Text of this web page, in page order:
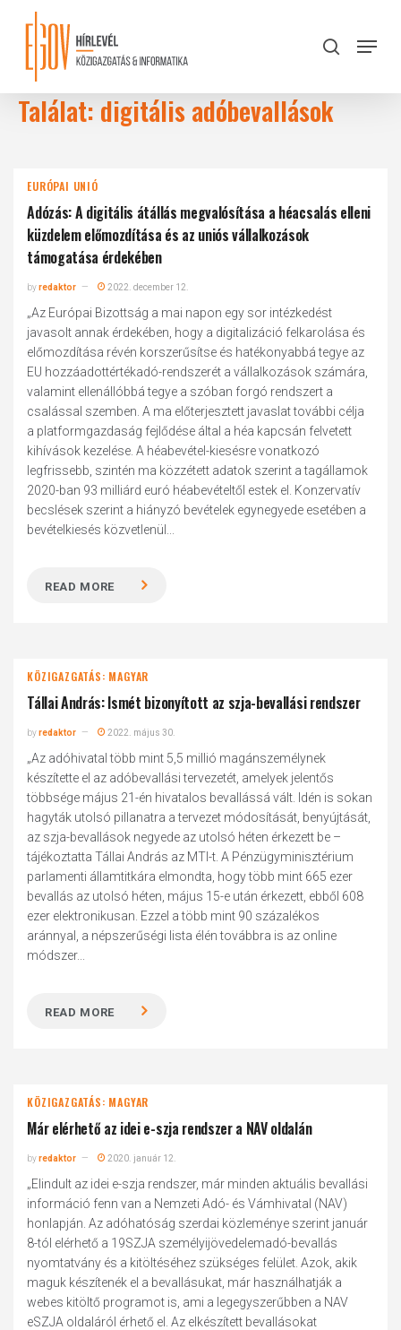
content
search
Menu
Találat: digitális adóbevallások
EURÓPAI UNIÓ
Adózás: A digitális átállás megvalósítása a héacsalás elleni
küzdelem előmozdítása és az uniós vállalkozások
támogatása érdekében
byredaktor 2022. december 12.
„Az Európai Bizottság a mai napon egy sor intézkedést
javasolt annak érdekében, hogy a digitalizáció felkarolása és
előmozdítása révén korszerűsítse és hatékonyabbá tegye az
EU hozzáadottértékadó-rendszerét a vállalkozások számára,
valamint ellenállóbbá tegye a szóban forgó rendszert a
csalással szemben. A ma előterjesztett javaslat további célja
a platformgazdaság fejlődése által a héa kapcsán felvetett
kihívások kezelése. A héabevétel-kiesésre vonatkozó
legfrissebb, szintén ma közzétett adatok szerint a tagállamok
2020-ban 93 milliárd euró héabevételtől estek el. Konzervatív
becslések szerint a hiányzó bevételek egynegyede esetében a
bevételkiesés közvetlenül...
READ MORE
KÖZIGAZGATÁS: MAGYAR
Tállai András: Ismét bizonyított az szja-bevallási rendszer
byredaktor 2022. május 30.
„Az adóhivatal több mint 5,5 millió magánszemélynek
készítette el az adóbevallási tervezetét, amelyek jelentős
többsége május 21-én hivatalos bevallássá vált. Idén is sokan
hagyták utolsó pillanatra a tervezet módosítását, benyújtását,
az szja-bevallások negyede az utolsó héten érkezett be –
tájékoztatta Tállai András az MTI-t. A Pénzügyminisztérium
parlamenti államtitkára elmondta, hogy több mint 665 ezer
bevallás az utolsó héten, május 15-e után érkezett, ebből 608
ezer elektronikusan. Ezzel a több mint 90 százalékos
aránnyal, a népszerűségi lista élén továbbra is az online
módszer...
READ MORE
KÖZIGAZGATÁS: MAGYAR
Már elérhető az idei e-szja rendszer a NAV oldalán
byredaktor 2020. január 12.
„Elindult az idei e-szja rendszer, már minden aktuális bevallási
információ fenn van a Nemzeti Adó- és Vámhivatal (NAV)
honlapján. Az adóhatóság szerdai közleménye szerint január
8-tól elérhető a 19SZJA személyijövedelemadó-bevallás
nyomtatvány és a kitöltéséhez szükséges felület. Azok, akik
maguk készítenék el a bevallásukat, már használhatják a
webes kitöltő programot is, ami a legegyszerűbben a NAV
eSZJA oldaláról érhető el. Az elkészített bevallásokat
Close